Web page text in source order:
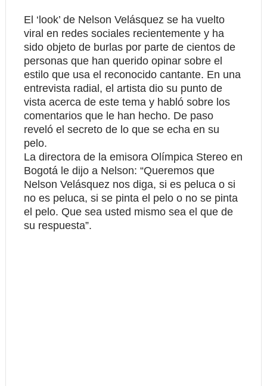
El ‘look’ de Nelson Velásquez se ha vuelto
viral en redes sociales recientemente y ha
sido objeto de burlas por parte de cientos de
personas que han querido opinar sobre el
estilo que usa el reconocido cantante. En una
entrevista radial, el artista dio su punto de
vista acerca de este tema y habló sobre los
comentarios que le han hecho. De paso
reveló el secreto de lo que se echa en su
pelo.
La directora de la emisora Olímpica Stereo en
Bogotá le dijo a Nelson: “Queremos que
Nelson Velásquez nos diga, si es peluca o si
no es peluca, si se pinta el pelo o no se pinta
el pelo. Que sea usted mismo sea el que de
su respuesta”.